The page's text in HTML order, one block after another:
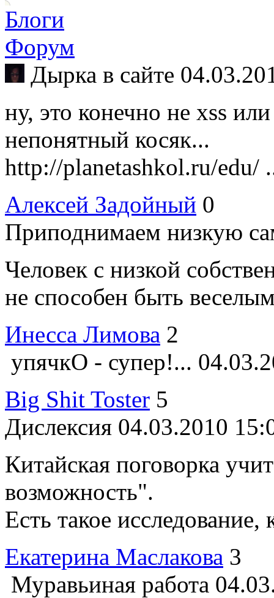
Блоги
Форум
Дырка в сайте
ну, это конечно не xss
непонятный косяк...
http://planetashkol.ru/edu/
Алексей Задойный 0
Приподнимаем низкую
Человек с низкой
не способен быть
Инесса Лимова 2
упячкО - супер!...
Big Shit Toster 5
Дислексия 04.03.2010
Китайская поговорка
возможность".
Есть такое исследование,
Екатерина Маслакова 3
Муравьиная работа